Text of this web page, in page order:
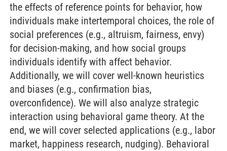
the effects of reference points for behavior, how
individuals make intertemporal choices, the role of
social preferences (e.g., altruism, fairness, envy)
for decision-making, and how social groups
individuals identify with affect behavior.
Additionally, we will cover well-known heuristics
and biases (e.g., confirmation bias,
overconfidence). We will also analyze strategic
interaction using behavioral game theory. At the
end, we will cover selected applications (e.g., labor
market, happiness research, nudging). Behavioral